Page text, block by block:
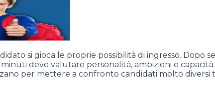
si gioca le proprie possibilità di ingresso. Dopo
deve valutare personalità, ambizioni e
per mettere a confronto candidati molto diversi